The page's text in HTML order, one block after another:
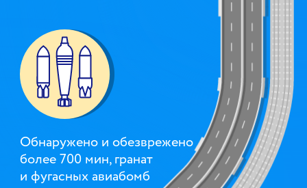
Обнаружено и обезврежено
более 700 мин, гранат
и фугасных авиабомб